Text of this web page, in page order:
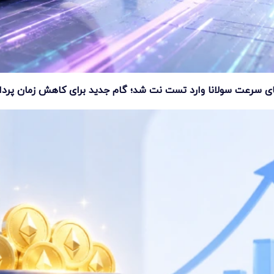
سرعت سولانا وارد تست نت شد؛ گام جدید برای کاهش زمان